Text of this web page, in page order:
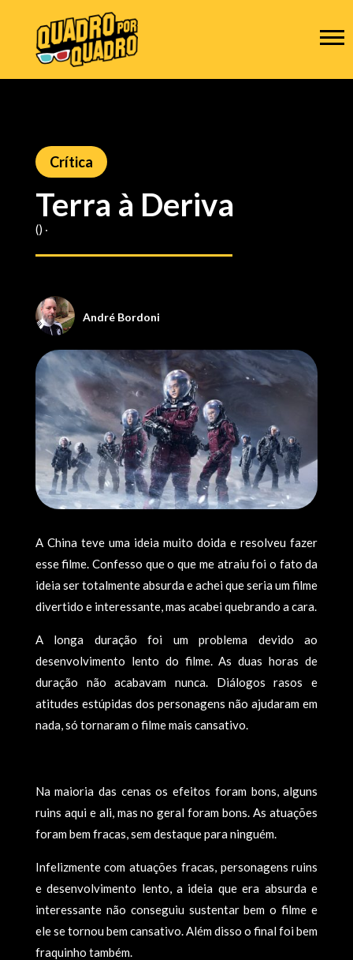
Crítica
Terra à Deriva
() ‧
André Bordoni
A China teve uma ideia muito doida e resolveu fazer
esse filme. Confesso que o que me atraiu foi o fato da
ideia ser totalmente absurda e achei que seria um filme
divertido e interessante, mas acabei quebrando a cara.
A longa duração foi um problema devido ao
desenvolvimento lento do filme. As duas horas de
duração não acabavam nunca. Diálogos rasos e
atitudes estúpidas dos personagens não ajudaram em
nada, só tornaram o filme mais cansativo.
Na maioria das cenas os efeitos foram bons, alguns
ruins aqui e ali, mas no geral foram bons. As atuações
foram bem fracas, sem destaque para ninguém.
Infelizmente com atuações fracas, personagens ruins
e desenvolvimento lento, a ideia que era absurda e
interessante não conseguiu sustentar bem o filme e
ele se tornou bem cansativo. Além disso o final foi bem
fraquinho também.